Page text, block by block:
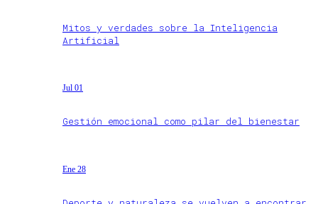
Mitos y verdades sobre la Inteligencia
Artificial
Jul 01
Gestión emocional como pilar del bienestar
Ene 28